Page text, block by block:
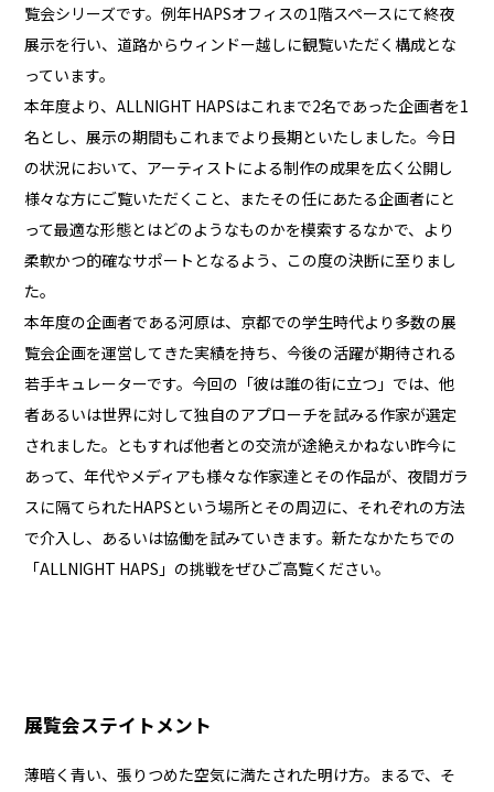
覧会シリーズです。例年HAPSオフィスの1階スペースにて終夜
展示を行い、道路からウィンドー越しに観覧いただく構成とな
っています。
本年度より、ALLNIGHT HAPSはこれまで2名であった企画者を1
名とし、展示の期間もこれまでより長期といたしました。今日
の状況において、アーティストによる制作の成果を広く公開し
様々な方にご覧いただくこと、またその任にあたる企画者にと
って最適な形態とはどのようなものかを模索するなかで、より
柔軟かつ的確なサポートとなるよう、この度の決断に至りまし
た。
本年度の企画者である河原は、京都での学生時代より多数の展
覧会企画を運営してきた実績を持ち、今後の活躍が期待される
若手キュレーターです。今回の「彼は誰の街に立つ」では、他
者あるいは世界に対して独自のアプローチを試みる作家が選定
されました。ともすれば他者との交流が途絶えかねない昨今に
あって、年代やメディアも様々な作家達とその作品が、夜間ガラ
スに隔てられたHAPSという場所とその周辺に、それぞれの方法
で介入し、あるいは協働を試みていきます。新たなかたちでの
「ALLNIGHT HAPS」の挑戦をぜひご高覧ください。
展覧会ステイトメント
薄暗く青い、張りつめた空気に満たされた明け方。まるで、そ